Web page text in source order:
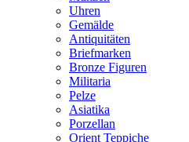
Uhren
Gemälde
Antiquitäten
Briefmarken
Bronze Figuren
Militaria
Pelze
Asiatika
Porzellan
Orient Teppiche